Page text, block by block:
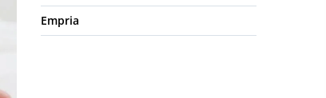
Empria